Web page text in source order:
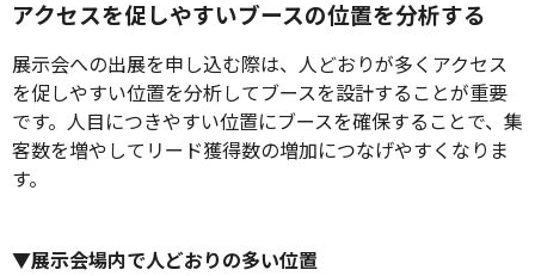
アクセスを促しやすいブースの位置を分析する
展示会への出展を申し込む際は、人どおりが多くアクセス
を促しやすい位置を分析してブースを設計することが重要
です。人目につきやすい位置にブースを確保することで、集
客数を増やしてリード獲得数の増加につなげやすくなりま
す。
▼展示会場内で人どおりの多い位置